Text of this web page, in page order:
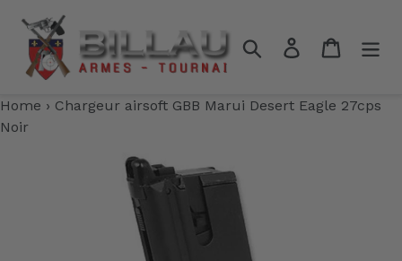
contenu
RechercherSe connecter
Panier
Home › Chargeur airsoft GBB Marui Desert Eagle 27cps
Noir